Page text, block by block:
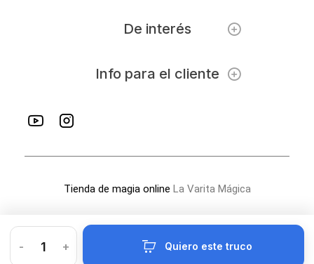
- + Quiero este truco
De interés
Info para el cliente
Tienda de magia online La Varita Mágica